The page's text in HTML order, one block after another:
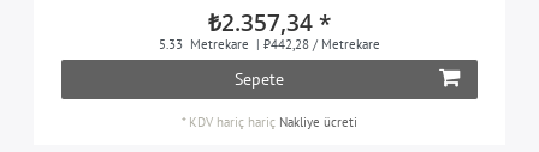
₺2.357,34 *
5.33 Metrekare | ₺442,28 / Metrekare
Sepete
* KDV hariç hariç Nakliye ücreti